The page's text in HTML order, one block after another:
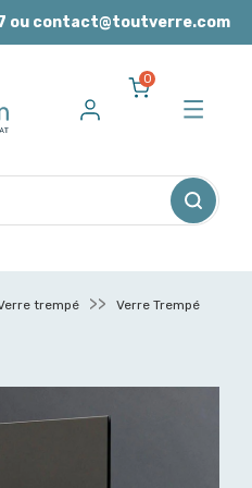
ou contact@toutverre.com
0
trempé
Verre Trempé